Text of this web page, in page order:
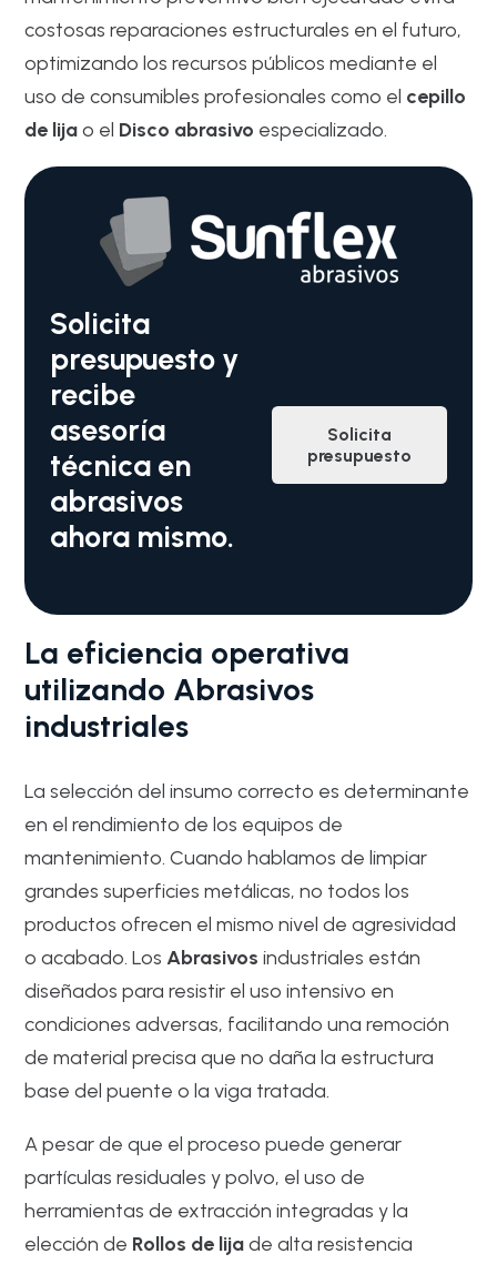
costosas reparaciones estructurales en el futuro,
optimizando los recursos públicos mediante el
uso de consumibles profesionales como el cepillo
de lijao el Disco abrasivo especializado.
Solicita
presupuesto y
recibe
asesoría
técnica en
abrasivos
ahora mismo.
Solicita
presupuesto
La eficiencia operativa
utilizando Abrasivos
industriales
La selección del insumo correcto es determinante
en el rendimiento de los equipos de
mantenimiento. Cuando hablamos de limpiar
grandes superficies metálicas, no todos los
productos ofrecen el mismo nivel de agresividad
o acabado. Los Abrasivos industriales están
diseñados para resistir el uso intensivo en
condiciones adversas, facilitando una remoción
de material precisa que no daña la estructura
base del puente o la viga tratada.
A pesar de que el proceso puede generar
partículas residuales y polvo, el uso de
herramientas de extracción integradas y la
elección de Rollos de lijade alta resistencia